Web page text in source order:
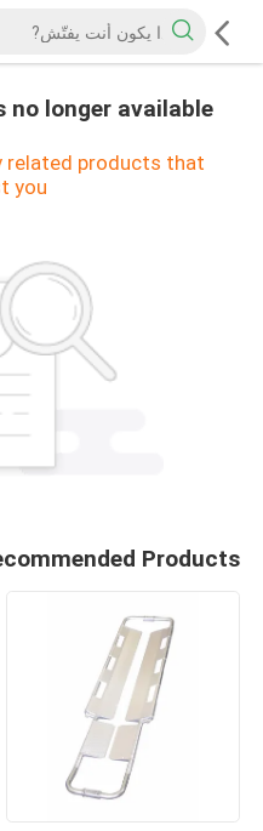
longer available.
related products that
you
Products